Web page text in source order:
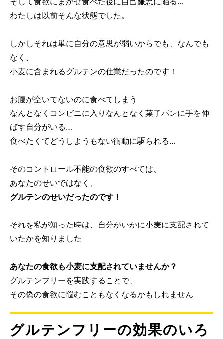
わたしは以前そんな状態でした。
しかしそれは単に自分の意思が弱いからでも、なんでも
なく、
小麦に含まれるグルテンの仕業だったのです！
お腹が空いてないのに食べてしまう
なんとなくコンビニに入りなんとなく菓子パンに手を伸
ばす自分がいる…
食べたくてどうしようもない衝動に駆られる…
そのコントロール不能の食欲のすべては、
あなたのせいではなく、
グルテンのせいだったのです！
それを私が知った時は、自分がいかに小麦に支配されて
いたかを知りました
あなたの食欲も小麦に支配されていませんか？
グルテンフリーを実践することで、
その偽の食欲に悩むこともなくなるかもしれません
グルテンフリーの効果のいろ